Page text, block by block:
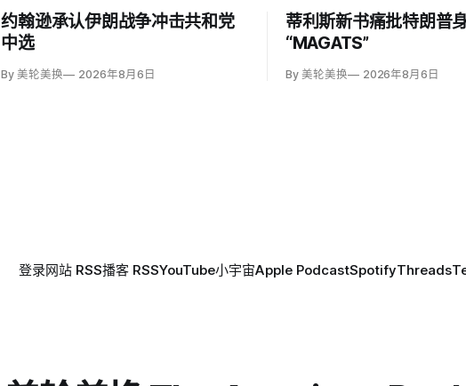
约翰逊承认伊朗战争冲击共和党
中选
By 美轮美换 2026年8月6日
蒂利斯新书痛批特朗普
“MAGATS”
By 美轮美换 2026年8月6日
登录网站 RSS播客 RSSYouTube小宇宙Apple PodcastSpotifyThreads